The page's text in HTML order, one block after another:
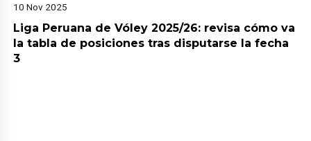
10 Nov 2025
Liga Peruana de Vóley 2025/26: revisa cómo va
la tabla de posiciones tras disputarse la fecha
3